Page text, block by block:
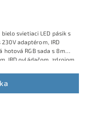
svietiaci LED pásik s
adaptérom, IRD
RGB sada s 8m
IRD ovládačom, zdrojom
komplet, takže ju bez
a bez dokupovania
pre podsvietenie stropov,